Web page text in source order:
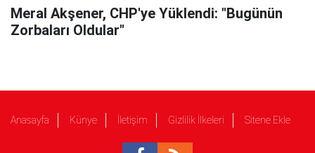
Meral Akşener, CHP'ye Yüklendi: "Bugünün
Zorbaları Oldular"
Anasayfa Künye İletişim Gizlilik İlkeleri Sitene Ekle